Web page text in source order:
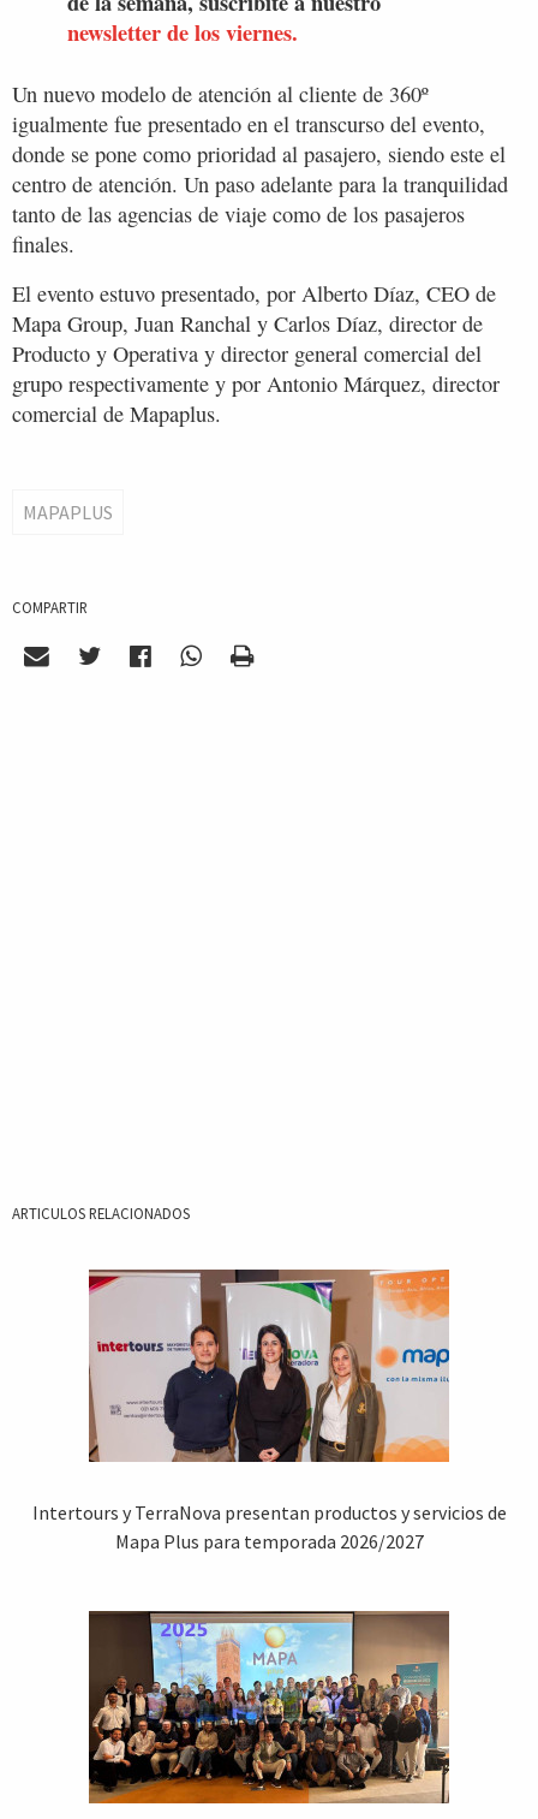
newsletter de los viernes.
Un nuevo modelo de atención al cliente de 360º
igualmente fue presentado en el transcurso del evento,
donde se pone como prioridad al pasajero, siendo este el
centro de atención. Un paso adelante para la tranquilidad
tanto de las agencias de viaje como de los pasajeros
finales.
El evento estuvo presentado, por Alberto Díaz, CEO de
Mapa Group, Juan Ranchal y Carlos Díaz, director de
Producto y Operativa y director general comercial del
grupo respectivamente y por Antonio Márquez, director
comercial de Mapaplus.
MAPAPLUS
COMPARTIR
ARTICULOS RELACIONADOS
Intertours y TerraNova presentan productos y servicios de
Mapa Plus para temporada 2026/2027